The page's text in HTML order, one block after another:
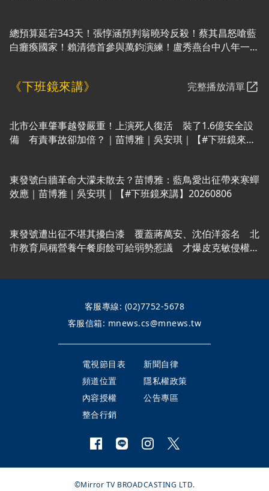
總預算延宕343天！張惇涵預判翁曉玲反殺！蔡其昌怒嗆藍
白癱瘓國家！賴清德首參與萬鈞演練！盧秀燕台中八年一筆
《下班鏡來講》 完整播放清單
北市公車肇事越發嚴重！上演死人復活 裝了1.6億安全設
備 有責事故卻加倍？｜苗博雅｜吳安琪｜【#下班鏡來
東發號白牆革命大濛未散去？苗博雅：藍鳥愛出征帶來寒蟬
效應｜苗博雅｜吳安琪｜【#下班鏡來講】20260806
東發號遭出征不堪其擾白漆 覆蓋蔣萬安、沈伯洋簽名 北
市教育局稱營養午餐廚餘可給弱勢惹議 才爆皮克敏侵權
客服專線: (02)7752-5678
客服信箱: mnews.cs@mnews.tw
電視節目表
新聞自律
頻道位置
隱私權政策
內容授權
公告專區
整合行銷
©Mirror TV BROADCASTING LTD.